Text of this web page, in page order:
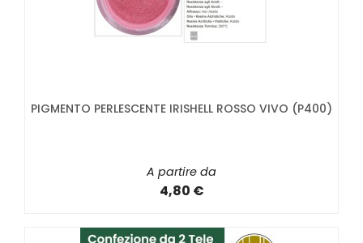
PIGMENTO PERLESCENTE IRISHELL ROSSO VIVO (P400)
A partire da
4,80 €